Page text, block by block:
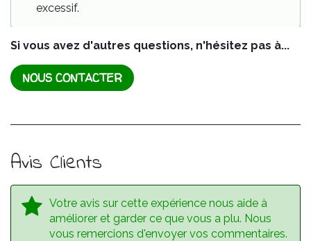
excessif.
Si vous avez d'autres questions, n'hésitez pas à...
NOUS CONTACTER
Avis Clients
Votre avis sur cette expérience nous aide à
améliorer et garder ce que vous a plu. Nous
vous remercions d'envoyer vos commentaires.